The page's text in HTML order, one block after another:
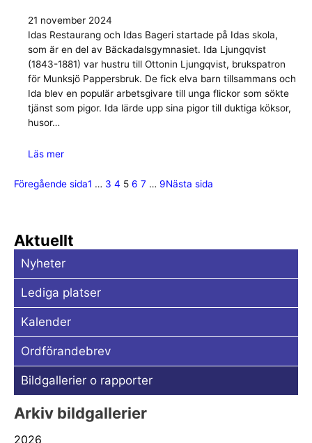
21 november 2024
Idas Restaurang och Idas Bageri startade på Idas skola,
som är en del av Bäckadalsgymnasiet. Ida Ljungqvist
(1843-1881) var hustru till Ottonin Ljungqvist, brukspatron
för Munksjö Pappersbruk. De fick elva barn tillsammans och
Ida blev en populär arbetsgivare till unga flickor som sökte
tjänst som pigor. Ida lärde upp sina pigor till duktiga köksor,
husor…
Läs mer
Föregående sida1 … 3 4 5 6 7 … 9Nästa sida
Aktuellt
Nyheter
Lediga platser
Kalender
Ordförandebrev
Bildgallerier o rapporter
Arkiv bildgallerier
2026